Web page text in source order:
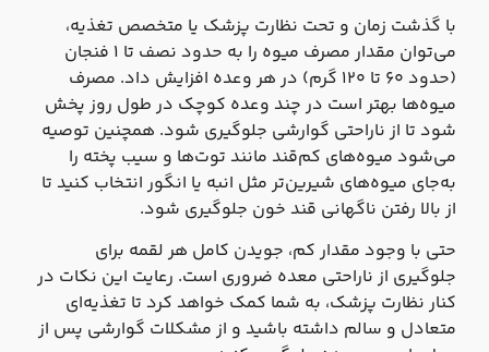
با گذشت زمان و تحت نظارت پزشک یا متخصص تغذیه،
می‌توان مقدار مصرف میوه را به حدود نصف تا ۱ فنجان
(حدود ۶۰ تا ۱۲۰ گرم) در هر وعده افزایش داد. مصرف
میوه‌ها بهتر است در چند وعده کوچک در طول روز پخش
شود تا از ناراحتی گوارشی جلوگیری شود. همچنین توصیه
می‌شود میوه‌های کم‌قند مانند توت‌ها و سیب پخته را
به‌جای میوه‌های شیرین‌تر مثل انبه یا انگور انتخاب کنید تا
از بالا رفتن ناگهانی قند خون جلوگیری شود.
حتی با وجود مقدار کم، جویدن کامل هر لقمه برای
جلوگیری از ناراحتی معده ضروری است. رعایت این نکات در
کنار نظارت پزشک، به شما کمک خواهد کرد تا تغذیه‌ای
متعادل و سالم داشته باشید و از مشکلات گوارشی پس از